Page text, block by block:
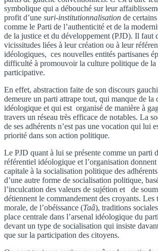
symbolique qui a débouché sur leur
profit d’une suri-institutionnalisation de
comme le Parti de l’authenticité et de la
de la justice et du développement (PJD). Il faut
vicissitudes liées à leur création ou à leur
idéologiques, ces nouvelles entités partisanes
difficulté à promouvoir la culture politique de la
participative.
En effet, abstraction faite de son discours
demeure un parti attrape tout, qui manque de la
idéologique et qui est organisé de manière à
travers un réseau très efficace de notables. La
de ses adhérents n’est pas une vocation qui lui
priorité dans son action politique.
Le PJD quant à lui se présente comme un parti
référentiel idéologique et l’organisation
capitale à la socialisation politique des
d’une autre forme de socialisation politique,
l’inculcation des valeurs de sujétion et de
détiennent le commandement des croyants. Les
morale, de l’obéissance (Taâ), traditions
place centrale dans l’arsenal idéologique du
devant un type de socialisation qui insiste
que sur la participation des citoyens.